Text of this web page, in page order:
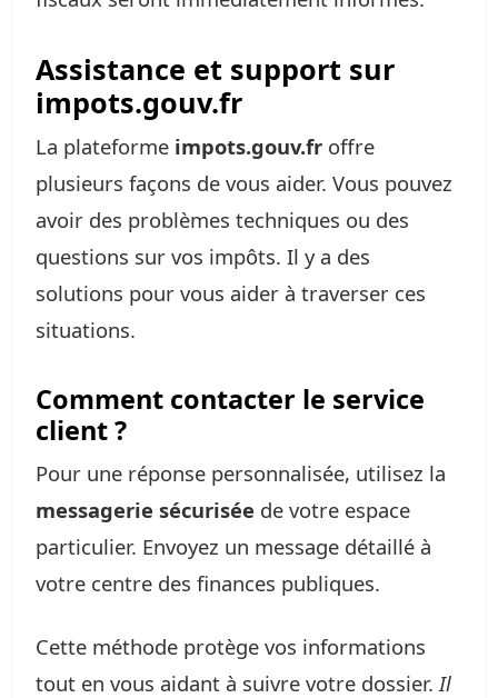
Assistance et support sur
impots.gouv.fr
La plateforme impots.gouv.fr offre
plusieurs façons de vous aider. Vous pouvez
avoir des problèmes techniques ou des
questions sur vos impôts. Il y a des
solutions pour vous aider à traverser ces
situations.
Comment contacter le service
client ?
Pour une réponse personnalisée, utilisez la
messagerie sécurisée de votre espace
particulier. Envoyez un message détaillé à
votre centre des finances publiques.
Cette méthode protège vos informations
tout en vous aidant à suivre votre dossier. Il